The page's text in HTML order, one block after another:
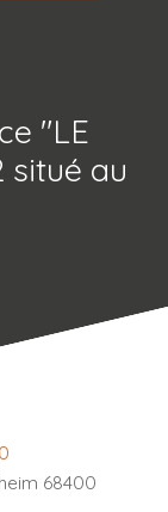
"LE
situé au
68400